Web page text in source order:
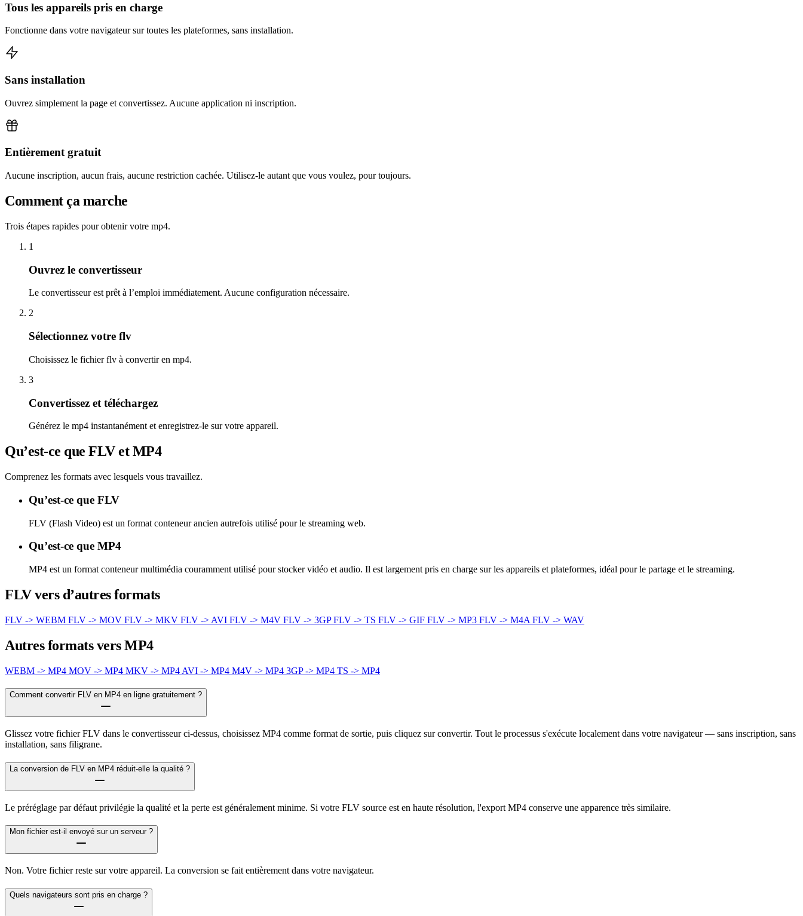
Tous les appareils pris en charge
Fonctionne dans votre navigateur sur toutes les plateformes, sans installation.
Sans installation
Ouvrez simplement la page et convertissez. Aucune application ni inscription.
Entièrement gratuit
Aucune inscription, aucun frais, aucune restriction cachée. Utilisez-le autant que vous voulez, pour toujours.
Comment ça marche
Trois étapes rapides pour obtenir votre mp4.
1
Ouvrez le convertisseur
Le convertisseur est prêt à l’emploi immédiatement. Aucune configuration nécessaire.
2
Sélectionnez votre flv
Choisissez le fichier flv à convertir en mp4.
3
Convertissez et téléchargez
Générez le mp4 instantanément et enregistrez-le sur votre appareil.
Qu’est-ce que FLV et MP4
Comprenez les formats avec lesquels vous travaillez.
Qu’est-ce que FLV
FLV (Flash Video) est un format conteneur ancien autrefois utilisé pour le streaming web.
Qu’est-ce que MP4
MP4 est un format conteneur multimédia couramment utilisé pour stocker vidéo et audio. Il est largement pris en charge sur les appareils et plateformes, idéal pour le partage et le streaming.
FLV vers d’autres formats
FLV -> WEBM FLV -> MOV FLV -> MKV FLV -> AVI FLV -> M4V FLV -> 3GPFLV -> TS FLV -> GIF FLV -> MP3 FLV -> M4A FLV -> WAV
Autres formats vers MP4
WEBM -> MP4 MOV -> MP4 MKV -> MP4 AVI -> MP4 M4V -> MP4 3GP -> MP4 TS -> MP4
Comment convertir FLV en MP4 en ligne gratuitement ?
Glissez votre fichier FLV dans le convertisseur ci-dessus, choisissez MP4 comme format de sortie, puis cliquez sur convertir. Tout le processus s'exécute localement dans votre navigateur — sans inscription, sans
installation, sans filigrane.
La conversion de FLV en MP4 réduit-elle la qualité ?
Le préréglage par défaut privilégie la qualité et la perte est généralement minime. Si votre FLV source est en haute résolution, l'export MP4 conserve une apparence très similaire.
Mon fichier est-il envoyé sur un serveur ?
Non. Votre fichier reste sur votre appareil. La conversion se fait entièrement dans votre navigateur.
Quels navigateurs sont pris en charge ?